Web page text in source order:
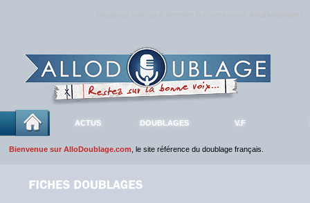
ACTUS DOUBLAGES V.F
Bienvenue sur AlloDoublage.com , le site référence du doublage français.